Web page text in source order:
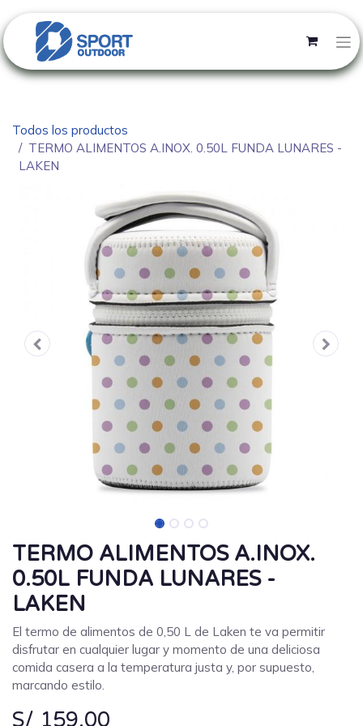
Todos los productos
TERMO ALIMENTOS A.INOX. 0.50L FUNDA LUNARES -
LAKEN
TERMO ALIMENTOS A.INOX.
0.50L FUNDA LUNARES -
LAKEN
El termo de alimentos de 0,50 L de Laken te va permitir
disfrutar en cualquier lugar y momento de una deliciosa
comida casera a la temperatura justa y, por supuesto,
marcando estilo.
S/ 159.00